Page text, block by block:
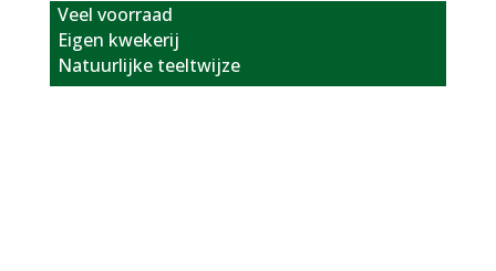
voorraad
kwekerij
teeltwijze